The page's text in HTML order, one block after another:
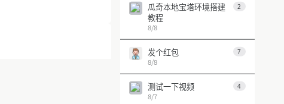
瓜奇本地宝塔环境搭建
教程
2
8/8
发个红包 7
8/8
测试一下视频 4
8/7